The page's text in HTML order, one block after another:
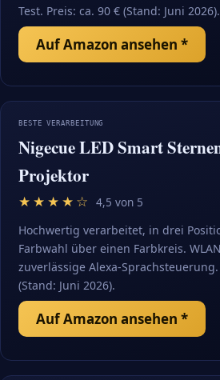
Test. Preis: ca. 90 € (Stand: Juni 2026).
Auf Amazon ansehen *
BESTE VERARBEITUNG
Nigecue LED Smart
Projektor
★★★★☆ 4,5 von 5
Hochwertig verarbeitet, in drei
Farbwahl über einen Farbkreis.
zuverlässige Alexa-Sprachsteuerung.
(Stand: Juni 2026).
Auf Amazon ansehen *